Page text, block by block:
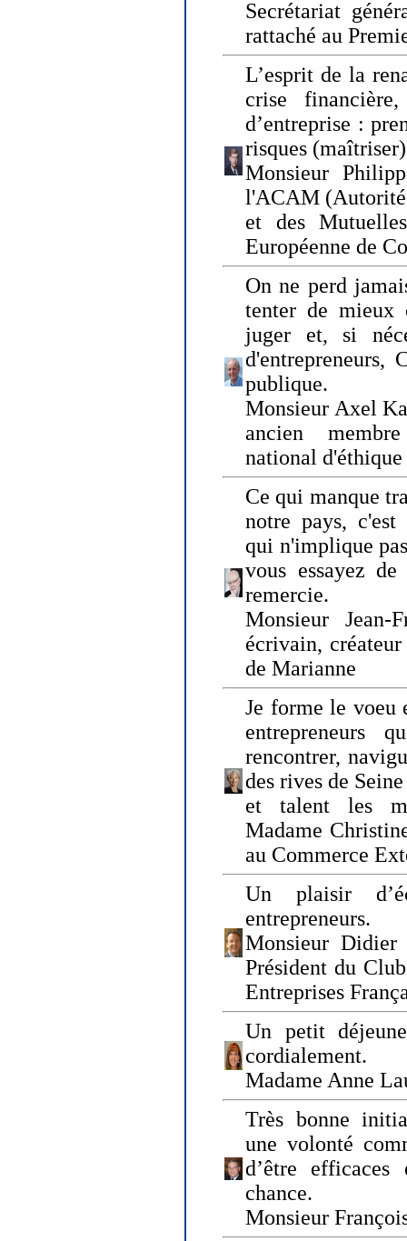
Secrétariat
rattaché au
L’esprit de la
crise
d’entreprise :
risques
Monsieur
l'ACAM (Autorité
et des
Européenne de
On ne perd
tenter de mieux
juger et, si
d'entrepreneurs,
publique.
Monsieur Axel
ancien
national d'éthique
Ce qui manque
notre pays,
qui n'implique
vous essayez
remercie.
Monsieur Jean-
écrivain,
de Marianne
Je forme le voeu
entrepreneurs
rencontrer,
des rives de
et talent les
Madame
au Commerce
Un plaisir
entrepreneurs.
Monsieur
Président du
Entreprises
Un petit
cordialement.
Madame Anne
Très bonne
une volonté
d’être
chance.
Monsieur